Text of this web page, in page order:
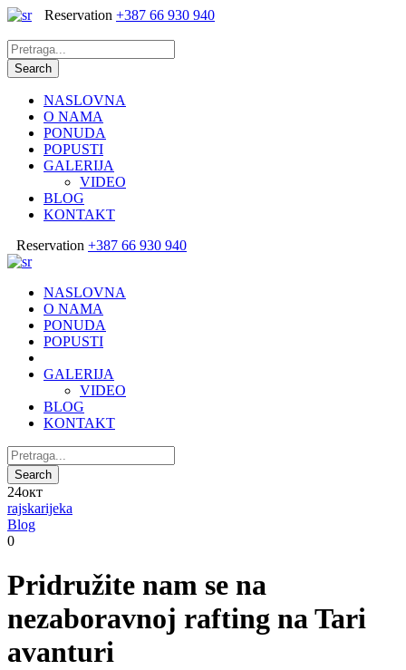
Reservation +387 66 930 940
NASLOVNA
O NAMA
PONUDA
POPUSTI
GALERIJA
VIDEO
BLOG
KONTAKT
Reservation +387 66 930 940
NASLOVNA
O NAMA
PONUDA
POPUSTI
GALERIJA
VIDEO
BLOG
KONTAKT
24окт
rajskarijeka
Blog
0
Pridružite nam se na
nezaboravnoj rafting na Tari
avanturi